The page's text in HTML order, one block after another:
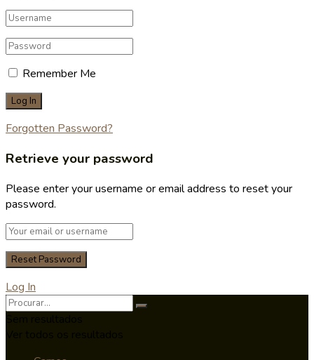
Remember Me
Forgotten Password?
Retrieve your password
Please enter your username or email address to reset your
password.
Log In